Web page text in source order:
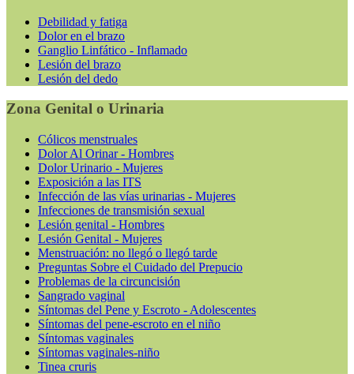
Debilidad y fatiga
Dolor en el brazo
Ganglio Linfático - Inflamado
Lesión del brazo
Lesión del dedo
Zona Genital o Urinaria
Cólicos menstruales
Dolor Al Orinar - Hombres
Dolor Urinario - Mujeres
Exposición a las ITS
Infección de las vías urinarias - Mujeres
Infecciones de transmisión sexual
Lesión genital - Hombres
Lesión Genital - Mujeres
Menstruación: no llegó o llegó tarde
Preguntas Sobre el Cuidado del Prepucio
Problemas de la circuncisión
Sangrado vaginal
Síntomas del Pene y Escroto - Adolescentes
Síntomas del pene-escroto en el niño
Síntomas vaginales
Síntomas vaginales-niño
Tinea cruris